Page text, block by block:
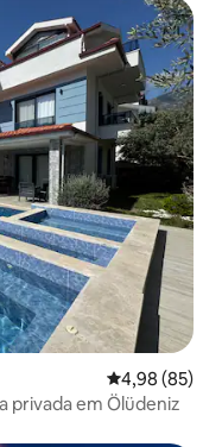
4,98 de uma
4,98 (85)
privada em Ölüdeniz